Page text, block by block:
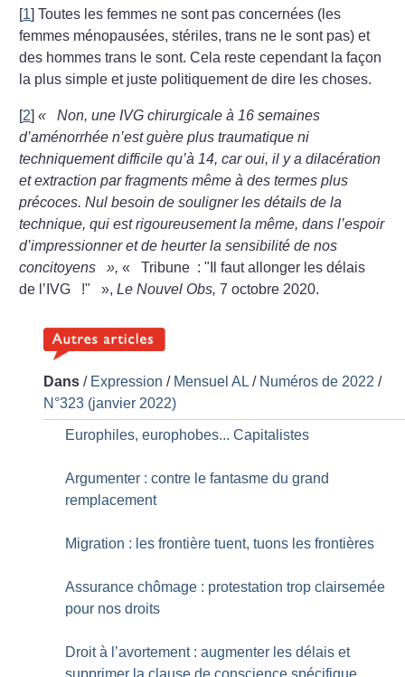
[1]Toutes les femmes ne sont pas concernées (les
femmes ménopausées, stériles, trans ne le sont pas) et
des hommes trans le sont. Cela reste cependant la façon
la plus simple et juste politiquement de dire les choses.
[2]«
Non, une IVG chirurgicale à 16 semaines
d’aménorrhée n’est guère plus traumatique ni
techniquement difficile qu’à 14, car oui, il y a dilacération
et extraction par fragments même à des termes plus
précoces. Nul besoin de souligner les détails de la
technique, qui est rigoureusement la même, dans l’espoir
d’impressionner et de heurter la sensibilité de nos
concitoyens
», «
Tribune : "Il faut allonger les délais
de l’IVG
!" »,Le Nouvel Obs, 7 octobre 2020.
Dans / Expression / Mensuel AL/ Numéros de 2022 /
N°323 (janvier 2022)
Europhiles, europhobes... Capitalistes
Argumenter : contre le fantasme du grand
remplacement
Migration : les frontière tuent, tuons les frontières
Assurance chômage : protestation trop clairsemée
pour nos droits
Droit à l’avortement : augmenter les délais et